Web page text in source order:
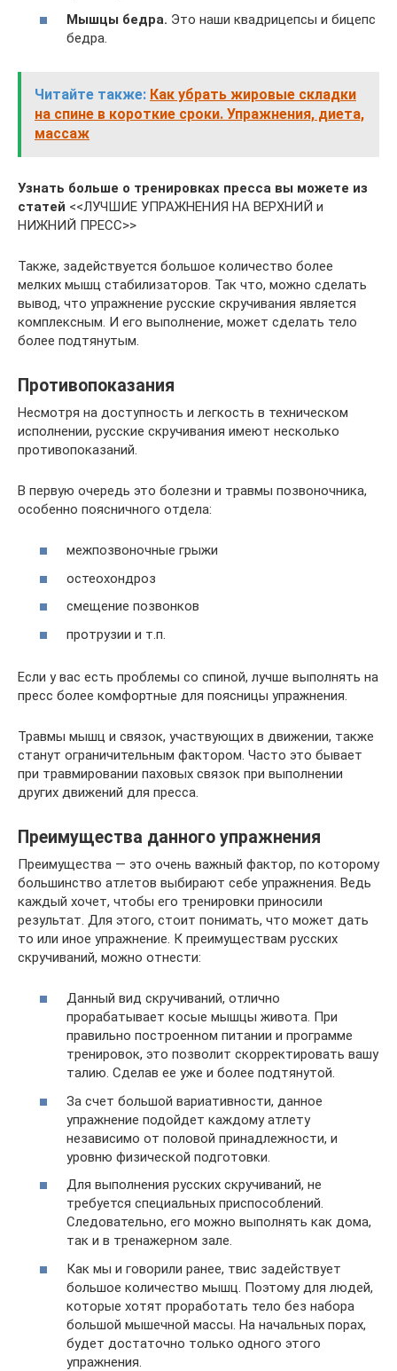
Мышцы бедра. Это наши квадрицепсы и бицепс
бедра.
Читайте также: Как убрать жировые складки
на спине в короткие сроки. Упражнения, диета,
массаж
Узнать больше о тренировках пресса вы можете из
статей <<ЛУЧШИЕ УПРАЖНЕНИЯ НА ВЕРХНИЙ и
НИЖНИЙ ПРЕСС>>
Также, задействуется большое количество более
мелких мышц стабилизаторов. Так что, можно сделать
вывод, что упражнение русские скручивания является
комплексным. И его выполнение, может сделать тело
более подтянутым.
Противопоказания
Несмотря на доступность и легкость в техническом
исполнении, русские скручивания имеют несколько
противопоказаний.
В первую очередь это болезни и травмы позвоночника,
особенно поясничного отдела:
межпозвоночные грыжи
остеохондроз
смещение позвонков
протрузии и т.п.
Если у вас есть проблемы со спиной, лучше выполнять на
пресс более комфортные для поясницы упражнения.
Травмы мышц и связок, участвующих в движении, также
станут ограничительным фактором. Часто это бывает
при травмировании паховых связок при выполнении
других движений для пресса.
Преимущества данного упражнения
Преимущества — это очень важный фактор, по которому
большинство атлетов выбирают себе упражнения. Ведь
каждый хочет, чтобы его тренировки приносили
результат. Для этого, стоит понимать, что может дать
то или иное упражнение. К преимуществам русских
скручиваний, можно отнести:
Данный вид скручиваний, отлично
прорабатывает косые мышцы живота. При
правильно построенном питании и программе
тренировок, это позволит скорректировать вашу
талию. Сделав ее уже и более подтянутой.
За счет большой вариативности, данное
упражнение подойдет каждому атлету
независимо от половой принадлежности, и
уровню физической подготовки.
Для выполнения русских скручиваний, не
требуется специальных приспособлений.
Следовательно, его можно выполнять как дома,
так и в тренажерном зале.
Как мы и говорили ранее, твис задействует
большое количество мышц. Поэтому для людей,
которые хотят проработать тело без набора
большой мышечной массы. На начальных порах,
будет достаточно только одного этого
упражнения.